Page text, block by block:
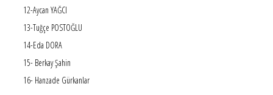
12-Aycan YAĞCI
13-Tuğçe POSTOĞLU
14-Eda DORA
15- Berkay Şahin
16- Hanzade Gürkanlar